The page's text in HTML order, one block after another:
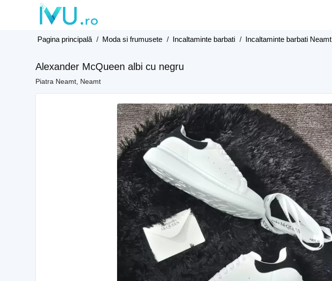
Pagina principală / Moda si frumusete / Incaltaminte barbati / Incaltaminte barbati Neamt
Alexander McQueen albi cu negru
Piatra Neamt, Neamt